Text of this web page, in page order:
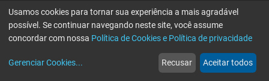
web
Notícias
more_horiz
Mais
Usamos cookies para tornar sua experiência a mais agradável
possível. Se continuar navegando neste site, você assume
concordar com nossa Política de Cookies e Política de privacidade
Gerenciar Cookies... Recusar Aceitar todos
Erro ao enviar informações, por favor tente novamente